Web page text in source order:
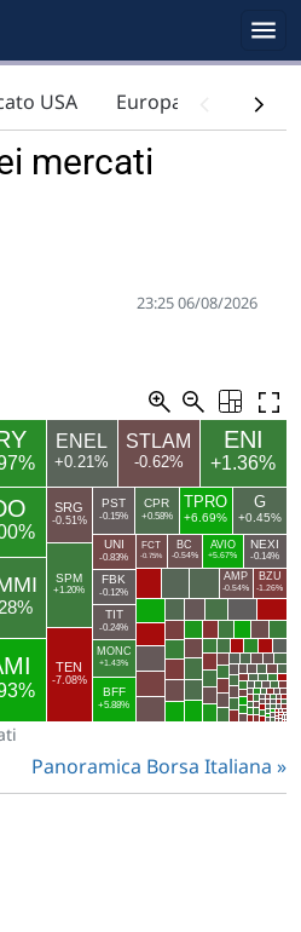
USA Europa Indici
mercati
23:25 06/08/2026
Panoramica Borsa Italiana